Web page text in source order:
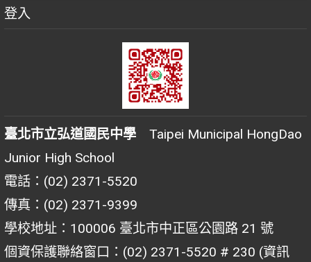
登入
臺北市立弘道國民中學 Taipei Municipal HongDao
Junior High School
電話：(02) 2371-5520
傳真：(02) 2371-9399
學校地址：100006 臺北市中正區公園路 21 號
個資保護聯絡窗口：(02) 2371-5520 # 230 (資訊